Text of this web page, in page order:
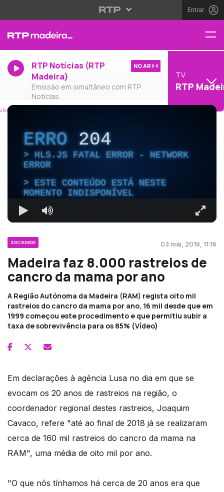
Entrar
RTP Notícias (RTP
Madeira)
Emissão em simultâneo com RTP
Notícias
NO AR
TV
RTP
ERRO204
HLS.JS FATAL ERROR - NETWORK
ERROR
ESTE CONTEÚDO ESTÁ NESTE
MOMENTO INDISPONÍVEL
SOCIEDADE 03 mai, 2019, 11:16
Madeira faz 8.000 rastreios de
cancro da mama por ano
A Região Autónoma da Madeira (RAM) regista oito mil
rastreios do cancro da mama por ano, 16 mil desde que em
1999 começou este procedimento e que permitiu subir a
taxa de sobrevivência para os 85% (Vídeo)
Em declarações à agência Lusa no dia em que se
evocam os 20 anos de rastreios na região, o
coordenador regional destes rastreios, Joaquim
Cavaco, refere "até ao final de 2018 já se realizaram
cerca de 160 mil rastreios do cancro da mama na
RAM", uma média de oito mil por ano.
"O que nós tínhamos há cerca de 20 anos era que